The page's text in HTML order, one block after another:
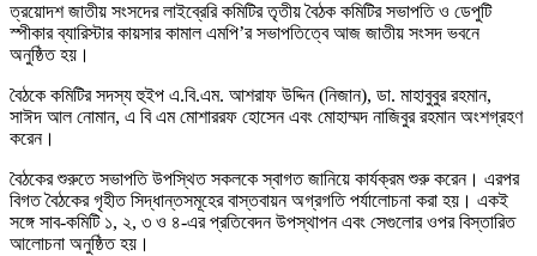
ত্রয়োদশ জাতীয় সংসদের লাইব্রেরি কমিটির তৃতীয় বৈঠক কমিটির সভাপতি ও ডেপুটি
স্পীকার ব্যারিস্টার কায়সার কামাল এমপি’র সভাপতিত্বে আজ জাতীয় সংসদ ভবনে
অনুষ্ঠিত হয়।
বৈঠকে কমিটির সদস্য হুইপ এ.বি.এম. আশরাফ উদ্দিন (নিজান), ডা. মাহাবুবুর রহমান,
সাঈদ আল নোমান, এ বি এম মোশাররফ হোসেন এবং মোহাম্মদ নাজিবুর রহমান অংশগ্রহণ
করেন।
বৈঠকের শুরুতে সভাপতি উপস্থিত সকলকে স্বাগত জানিয়ে কার্যক্রম শুরু করেন। এরপর
বিগত বৈঠকের গৃহীত সিদ্ধান্তসমূহের বাস্তবায়ন অগ্রগতি পর্যালোচনা করা হয়। একই
সঙ্গে সাব-কমিটি ১, ২, ৩ ও ৪-এর প্রতিবেদন উপস্থাপন এবং সেগুলোর ওপর বিস্তারিত
আলোচনা অনুষ্ঠিত হয়।